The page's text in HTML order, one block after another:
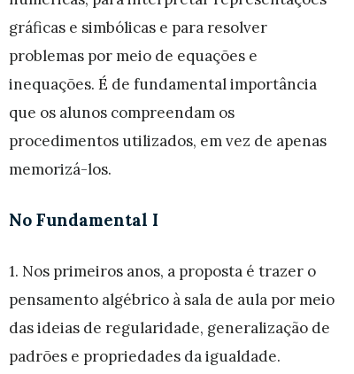
gráficas e simbólicas e para resolver
problemas por meio de equações e
inequações. É de fundamental importância
que os alunos compreendam os
procedimentos utilizados, em vez de apenas
memorizá-los.
No Fundamental I
1. Nos primeiros anos, a proposta é trazer o
pensamento algébrico à sala de aula por meio
das ideias de regularidade, generalização de
padrões e propriedades da igualdade.